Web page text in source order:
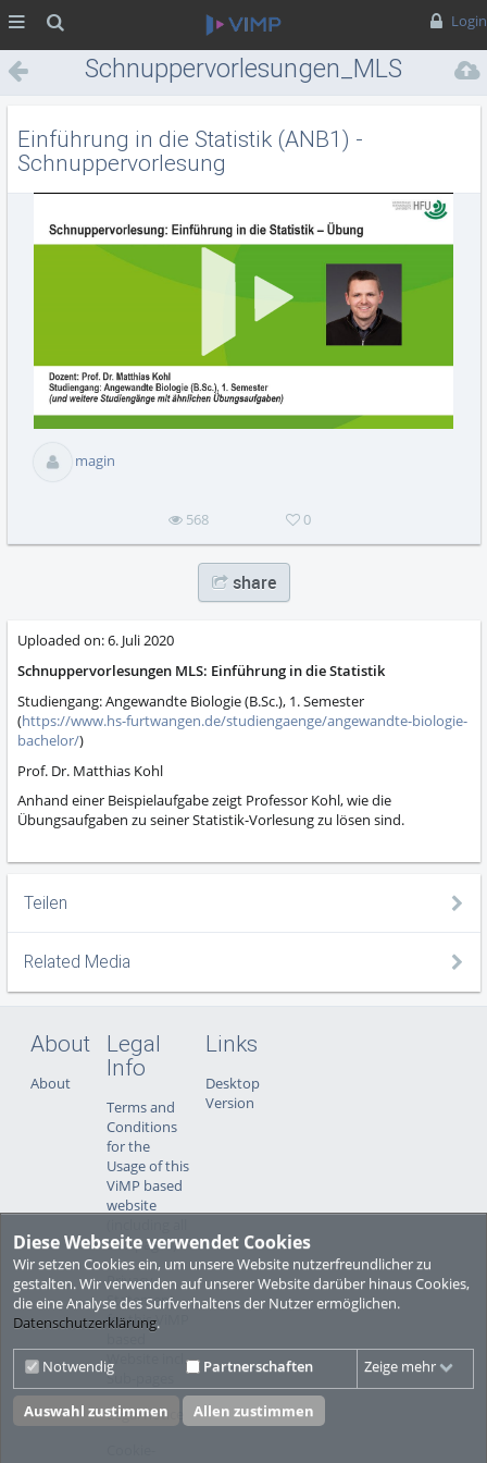
Login
Diese Webseite verwendet Cookies
Wir setzen Cookies ein, um unsere Website nutzerfreundlicher zu
gestalten. Wir verwenden auf unserer Website darüber hinaus Cookies,
die eine Analyse des Surfverhaltens der Nutzer ermöglichen.
Datenschutzerklärung.
Notwendig Partnerschaften Zeige mehr
Auswahl zustimmen Allen zustimmen
Schnuppervorlesungen_MLS
Einführung in die Statistik (ANB1) -
Schnuppervorlesung
magin
568 0
share
Uploaded on:6. Juli 2020
Schnuppervorlesungen MLS: Einführung in die Statistik
Studiengang: Angewandte Biologie (B.Sc.), 1. Semester
(https://www.hs-furtwangen.de/studiengaenge/angewandte-biologie-
bachelor/)
Prof. Dr. Matthias Kohl
Anhand einer Beispielaufgabe zeigt Professor Kohl, wie die
Übungsaufgaben zu seiner Statistik-Vorlesung zu lösen sind.
Teilen
Related Media
About
About
Legal
Info
Terms and
Conditions
for the
Usage of this
ViMP based
website
sub-pages)
Privacy
Statement
for this ViMP
Website incl.
Sub-pages
Legal notice
Links
Desktop
Version